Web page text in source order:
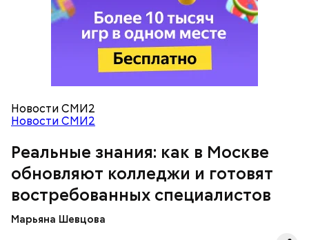
Новости СМИ2
Новости СМИ2
Реальные знания: как в Москве
обновляют колледжи и готовят
востребованных специалистов
Марьяна Шевцова
Как на производстве
Во время экскурсии школьники побывали на
— Очень красивые локации и столько полезных
знаний! — поделилась ученица 10 «В» класса Елена